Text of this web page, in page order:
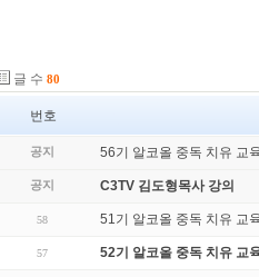
글 수 80
번호
공지 56기 알코올 중독 치유 교
공지 C3TV 김도형목사 강의
58 51기 알코올 중독 치유 교
57 52기 알코올 중독 치유 교